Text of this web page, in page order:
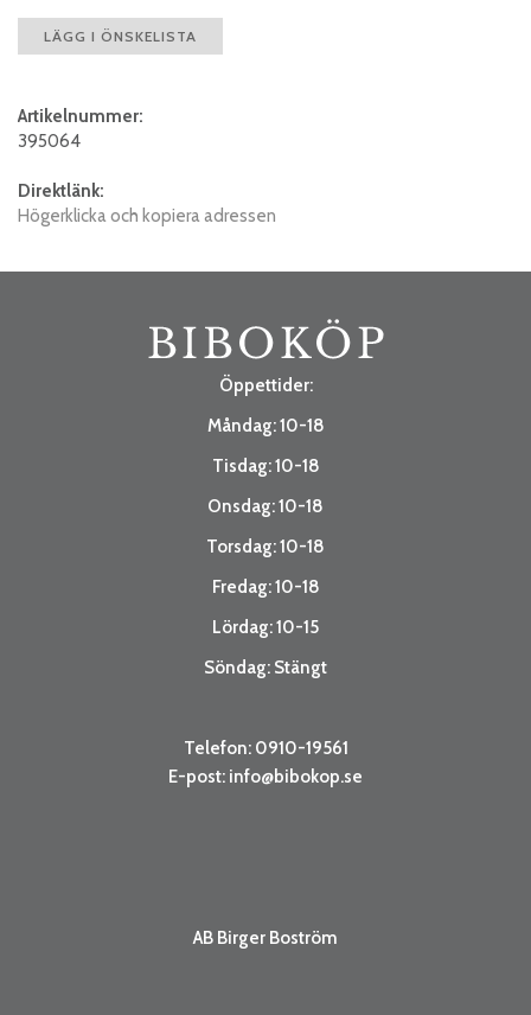
LÄGG I ÖNSKELISTA
Artikelnummer:
395064
Direktlänk:
Högerklicka och kopiera adressen
Öppettider:
Måndag: 10-18
Tisdag: 10-18
Onsdag: 10-18
Torsdag: 10-18
Fredag: 10-18
Lördag: 10-15
Söndag: Stängt
Telefon: 0910-19561
E-post: info@bibokop.se
AB Birger Boström